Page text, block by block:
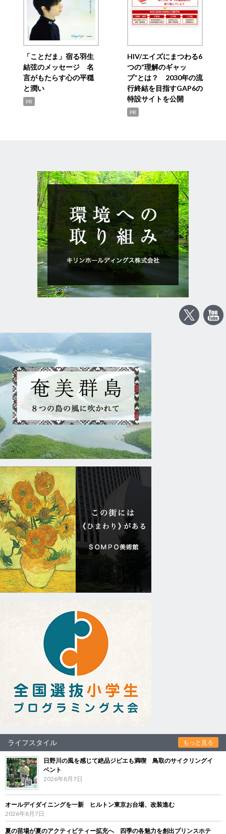
「ことだま」宿る羽生
結弦のメッセージ 名
言がもたらす心の平穏
と潤い
PR
HIV/エイズにまつわる6
つの“理解のギャッ
プ”とは？ 2030年の流
行終結を目指すGAP6の
特設サイトを公開
PR
ライフスタイル もっと見る
日野川の風を感じて絶品ジビエも満喫 鳥取のサイクリングイ
ベント
2026年8月7日
オールデイダイニングを一新 ヒルトン東京お台場、改装進む
2026年8月7日
夏の苗場が夏のアクティビティー拡充へ 四季の各魅力を創出プリンスホテ